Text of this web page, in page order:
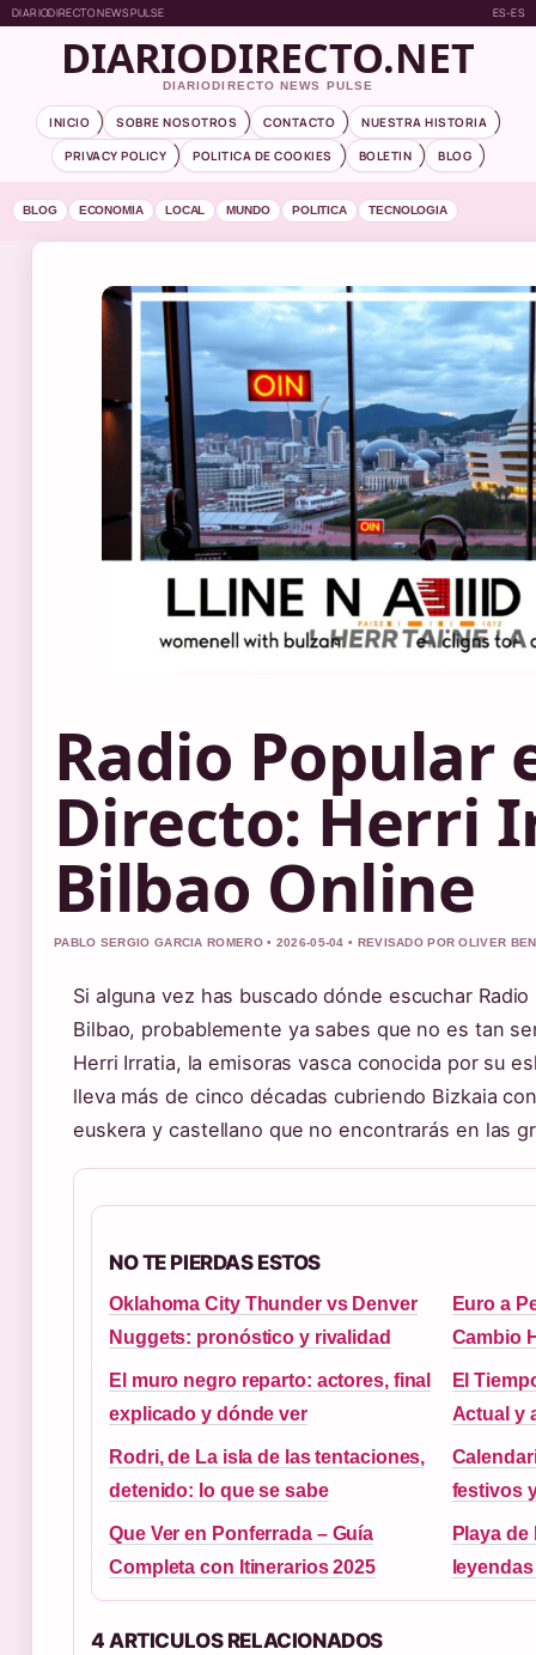
DIARIODIRECTO NEWS PULSE ES-ES
DIARIODIRECTO.NET
DIARIODIRECTO NEWS PULSE
INICIO SOBRE NOSOTROS CONTACTO
NUESTRA HISTORIA
PRIVACY POLICY
POLITICA DE COOKIES BOLETIN BLOG
BLOG ECONOMIA LOCAL MUNDO POLITICA TECNOLOGIA
Radio Popular
Directo: Herri
Bilbao Online
PABLO SERGIO GARCIA ROMERO • 2026-05-04 • REVISADO POR OLIVER
Si alguna vez has buscado dónde escuchar
Bilbao, probablemente ya sabes que no es tan
Herri Irratia, la emisoras vasca conocida por su
lleva más de cinco décadas cubriendo Bizkaia
euskera y castellano que no encontrarás en las
NO TE PIERDAS ESTOS
Oklahoma City Thunder vs Denver
Nuggets: pronóstico y rivalidad
Euro a
Cambio
El muro negro reparto: actores, final
explicado y dónde ver
El
Actual y
Rodri, de La isla de las tentaciones,
detenido: lo que se sabe
festivos
Que Ver en Ponferrada – Guía
Completa con Itinerarios 2025
Playa
4 ARTICULOS RELACIONADOS